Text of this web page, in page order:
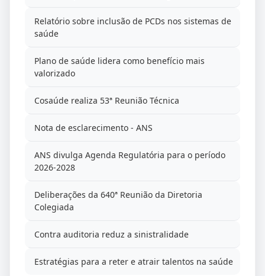
Relatório sobre inclusão de PCDs nos sistemas de
saúde
Plano de saúde lidera como benefício mais
valorizado
Cosaúde realiza 53ª Reunião Técnica
Nota de esclarecimento - ANS
ANS divulga Agenda Regulatória para o período
2026-2028
Deliberações da 640ª Reunião da Diretoria
Colegiada
Contra auditoria reduz a sinistralidade
Estratégias para a reter e atrair talentos na saúde